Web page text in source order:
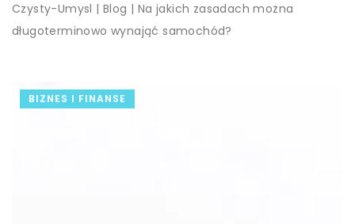
Czysty-Umysl |Blog | Na jakich zasadach można
długoterminowo wynająć samochód?
BIZNES I FINANSE